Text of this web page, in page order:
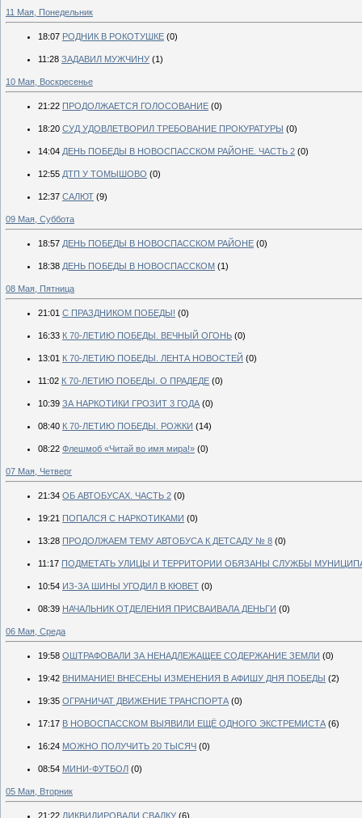
11 Мая, Понедельник
18:07 РОДНИК В РОКОТУШКЕ (0)
11:28 ЗАДАВИЛ МУЖЧИНУ (1)
10 Мая, Воскресенье
21:22 ПРОДОЛЖАЕТСЯ ГОЛОСОВАНИЕ (0)
18:20 СУД УДОВЛЕТВОРИЛ ТРЕБОВАНИЕ ПРОКУРАТУРЫ (0)
14:04 ДЕНЬ ПОБЕДЫ В НОВОСПАССКОМ РАЙОНЕ. ЧАСТЬ 2 (0)
12:55 ДТП У ТОМЫШОВО (0)
12:37 САЛЮТ (9)
09 Мая, Суббота
18:57 ДЕНЬ ПОБЕДЫ В НОВОСПАССКОМ РАЙОНЕ (0)
18:38 ДЕНЬ ПОБЕДЫ В НОВОСПАССКОМ (1)
08 Мая, Пятница
21:01 С ПРАЗДНИКОМ ПОБЕДЫ! (0)
16:33 К 70-ЛЕТИЮ ПОБЕДЫ. ВЕЧНЫЙ ОГОНЬ (0)
13:01 К 70-ЛЕТИЮ ПОБЕДЫ. ЛЕНТА НОВОСТЕЙ (0)
11:02 К 70-ЛЕТИЮ ПОБЕДЫ. О ПРАДЕДЕ (0)
10:39 ЗА НАРКОТИКИ ГРОЗИТ 3 ГОДА (0)
08:40 К 70-ЛЕТИЮ ПОБЕДЫ. РОЖКИ (14)
08:22 Флешмоб «Читай во имя мира!» (0)
07 Мая, Четверг
21:34 ОБ АВТОБУСАХ. ЧАСТЬ 2 (0)
19:21 ПОПАЛСЯ С НАРКОТИКАМИ (0)
13:28 ПРОДОЛЖАЕМ ТЕМУ АВТОБУСА К ДЕТСАДУ № 8 (0)
11:17 ПОДМЕТАТЬ УЛИЦЫ И ТЕРРИТОРИИ ОБЯЗАНЫ СЛУЖБЫ
10:54 ИЗ-ЗА ШИНЫ УГОДИЛ В КЮВЕТ (0)
08:39 НАЧАЛЬНИК ОТДЕЛЕНИЯ ПРИСВАИВАЛА ДЕНЬГИ (0)
06 Мая, Среда
19:58 ОШТРАФОВАЛИ ЗА НЕНАДЛЕЖАЩЕЕ СОДЕРЖАНИЕ ЗЕМЛИ (0)
19:42 ВНИМАНИЕ! ВНЕСЕНЫ ИЗМЕНЕНИЯ В АФИШУ ДНЯ ПОБЕДЫ (2)
19:35 ОГРАНИЧАТ ДВИЖЕНИЕ ТРАНСПОРТА (0)
17:17 В НОВОСПАССКОМ ВЫЯВИЛИ ЕЩЁ ОДНОГО ЭКСТРЕМИСТА (6)
16:24 МОЖНО ПОЛУЧИТЬ 20 ТЫСЯЧ (0)
08:54 МИНИ-ФУТБОЛ (0)
05 Мая, Вторник
21:22 ЛИКВИДИРОВАЛИ СВАЛКУ (6)